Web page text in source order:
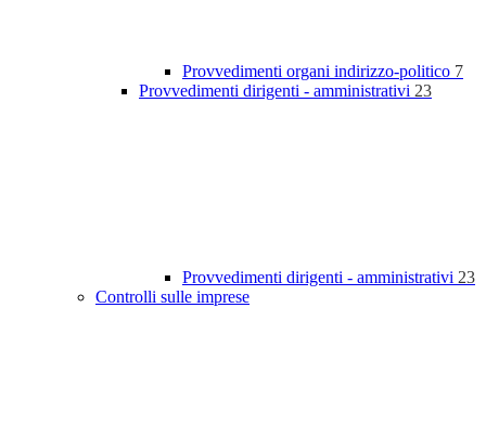
Provvedimenti organi indirizzo-politico 7
Provvedimenti dirigenti - amministrativi 23
Provvedimenti dirigenti - amministrativi 23
Controlli sulle imprese